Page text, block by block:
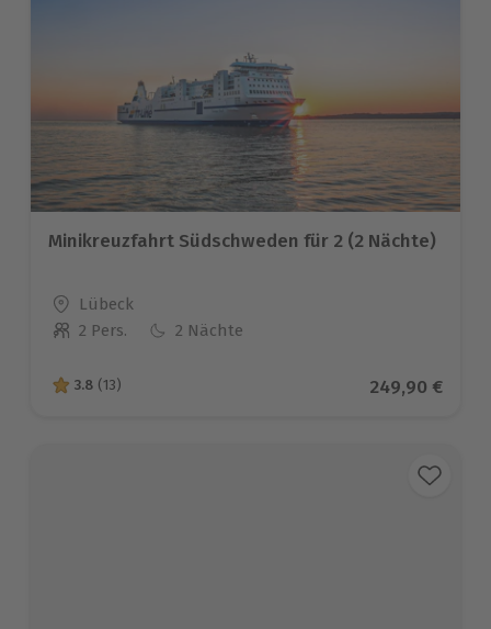
Minikreuzfahrt Südschweden für 2 (2 Nächte)
Standort
Lübeck
Anzahl der Teilnehmer
2 Pers. 2 Nächte
3.8 von 5 Sternen basierend auf 13 Bewertungen
3.8 (13) Aktueller
249,90 €